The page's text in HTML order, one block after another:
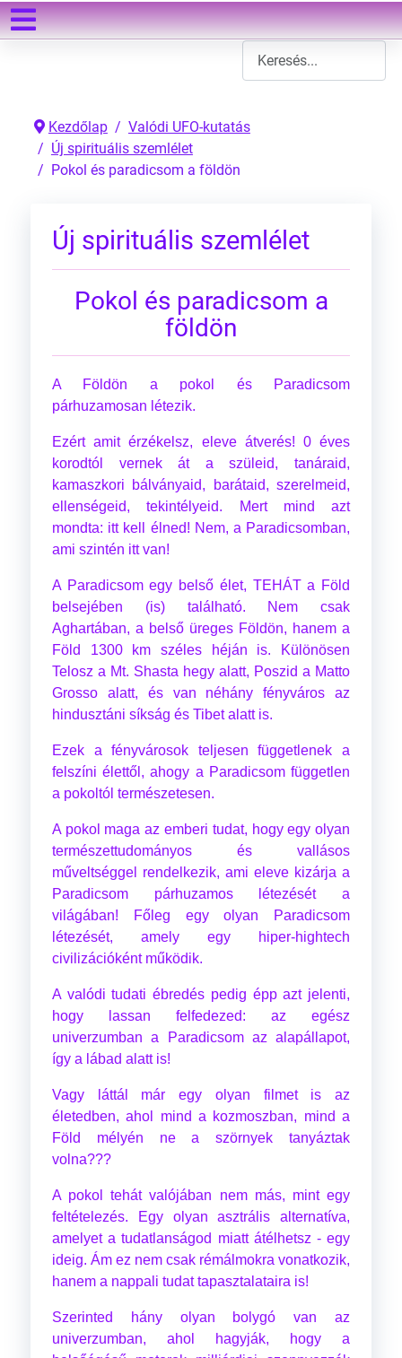
Kezdőlap
Valódi UFO-kutatás
Új spirituális szemlélet
Pokol és paradicsom a földön
Új spirituális szemlélet
Pokol és paradicsom a
földön
A Földön a pokol és Paradicsom
párhuzamosan létezik.
Ezért amit érzékelsz, eleve átverés! 0 éves
korodtól vernek át a szüleid, tanáraid,
kamaszkori bálványaid, barátaid, szerelmeid,
ellenségeid, tekintélyeid. Mert mind azt
mondta: itt kell élned! Nem, a Paradicsomban,
ami szintén itt van!
A Paradicsom egy belső élet, TEHÁT a Föld
belsejében (is) található. Nem csak
Aghartában, a belső üreges Földön, hanem a
Föld 1300 km széles héján is. Különösen
Telosz a Mt. Shasta hegy alatt, Poszid a Matto
Grosso alatt, és van néhány fényváros az
hindusztáni síkság és Tibet alatt is.
Ezek a fényvárosok teljesen függetlenek a
felszíni élettől, ahogy a Paradicsom független
a pokoltól természetesen.
A pokol maga az emberi tudat, hogy egy olyan
természettudományos és vallásos
műveltséggel rendelkezik, ami eleve kizárja a
Paradicsom párhuzamos létezését a
világában! Főleg egy olyan Paradicsom
létezését, amely egy hiper-hightech
civilizációként működik.
A valódi tudati ébredés pedig épp azt jelenti,
hogy lassan felfedezed: az egész
univerzumban a Paradicsom az alapállapot,
így a lábad alatt is!
Vagy láttál már egy olyan filmet is az
életedben, ahol mind a kozmoszban, mind a
Föld mélyén ne a szörnyek tanyáztak
volna???
A pokol tehát valójában nem más, mint egy
feltételezés. Egy olyan asztrális alternatíva,
amelyet a tudatlanságod miatt átélhetsz - egy
ideig. Ám ez nem csak rémálmokra vonatkozik,
hanem a nappali tudat tapasztalataira is!
Szerinted hány olyan bolygó van az
univerzumban, ahol hagyják, hogy a